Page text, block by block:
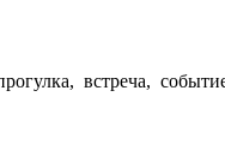
встреча,